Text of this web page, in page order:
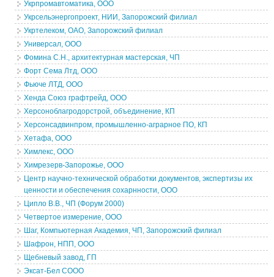
Укрпромавтоматика, ООО
Укрсельэнергопроект, НИИ, Запорожский филиал
Укртелеком, ОАО, Запорожский филиал
Универсал, ООО
Фомина С.Н., архитектурная мастерская, ЧП
Форт Сема Лтд, ООО
Фьюче ЛТД, ООО
Хенда Союз графтрейд, ООО
Херсоноблагродорстрой, объединение, КП
Херсонсадвинпром, промышленно-аграрное ПО, КП
Хетафа, ООО
Химлекс, ООО
Химрезерв-Запорожье, ООО
Центр научно-технической обработки документов, экспертизы их
ценности и обеспечения сохарнности, ООО
Ципло В.В., ЧП (Форум 2000)
Четвертое измерение, ООО
Шаг, Компьютерная Академия, ЧП, Запорожский филиал
Шафрон, НПП, ООО
Щебневый завод, ГП
Эксат-Бел СООО